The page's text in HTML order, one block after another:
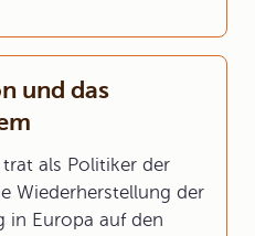
und das
trat als Politiker der
Wiederherstellung der
in Europa auf den